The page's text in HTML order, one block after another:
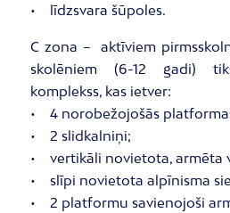
• līdzsvara šūpoles.
C zona – aktīviem
skolēniem (6-12 gadi)
komplekss, kas ietver:
• 4 norobežojošās
• 2 slidkalniņi;
• vertikāli novietota, armēta
• slīpi novietota alpīnisma
• 2 platformu savienojoši